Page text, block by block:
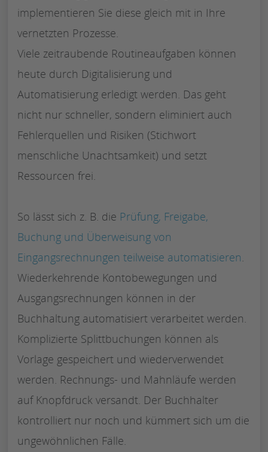
implementieren Sie diese gleich mit in Ihre
vernetzten Prozesse.
Viele zeitraubende Routineaufgaben können
heute durch Digitalisierung und
Automatisierung erledigt werden. Das geht
nicht nur schneller, sondern eliminiert auch
Fehlerquellen und Risiken (Stichwort
menschliche Unachtsamkeit) und setzt
Ressourcen frei.
So lässt sich z. B. die Prüfung, Freigabe,
Buchung und Überweisung von
Eingangsrechnungen teilweise automatisieren.
Wiederkehrende Kontobewegungen und
Ausgangsrechnungen können in der
Buchhaltung automatisiert verarbeitet werden.
Komplizierte Splittbuchungen können als
Vorlage gespeichert und wiederverwendet
werden. Rechnungs- und Mahnläufe werden
auf Knopfdruck versandt. Der Buchhalter
kontrolliert nur noch und kümmert sich um die
ungewöhnlichen Fälle.